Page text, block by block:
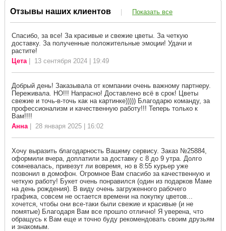
Отзывы наших клиентов | Показать все
Спасибо, за все! За красивые и свежие цветы. За четкую
доставку. За полученные положительные эмоции! Удачи и
растите!
Цета| 13 сентября 2024 | 19:49
Добрый день! Заказывала от компании очень важному партнеру.
Переживала. НО!!! Напрасно! Доставлено всё в срок! Цветы
свежие и точь-в-точь как на картинке))))) Благодарю команду, за
профессионализм и качественную работу!!! Теперь только к
Вам!!!!
Анна| 28 января 2025 | 16:02
Хочу выразить благодарность Вашему сервису. Заказ №25884,
оформили вчера, доплатили за доставку с 8 до 9 утра. Долго
сомневалась, привезут ли вовремя, но в 8:55 курьер уже
позвонил в домофон. Огромное Вам спасибо за качественную и
четкую работу! Букет очень понравился (один из подарков Маме
на день рождения). В виду очень загруженного рабочего
графика, совсем не остается времени на покупку цветов...
хочется, чтобы они все-таки были свежие и красивые (и не
помятые) Благодаря Вам все прошло отлично! Я уверена, что
обращусь к Вам еще и точно буду рекомендовать своим друзьям
и знакомым.